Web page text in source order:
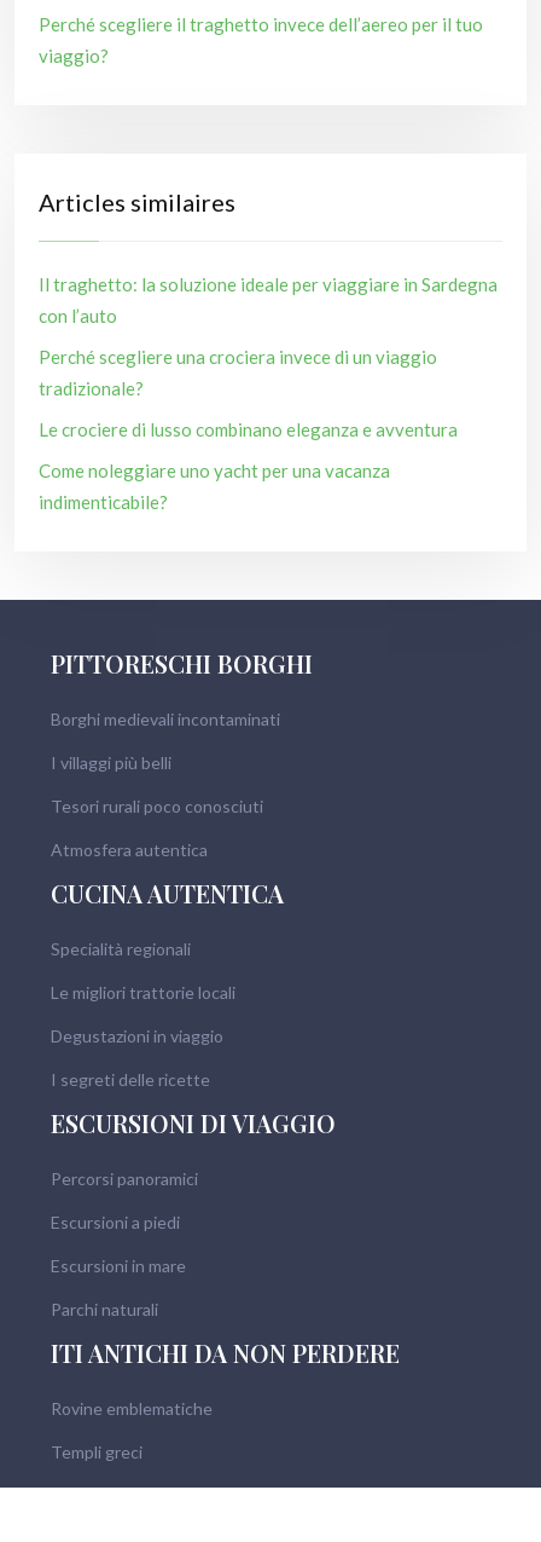
Perché scegliere il traghetto invece dell’aereo per il tuo
viaggio?
Articles similaires
Il traghetto: la soluzione ideale per viaggiare in Sardegna
con l’auto
Perché scegliere una crociera invece di un viaggio
tradizionale?
Le crociere di lusso combinano eleganza e avventura
Come noleggiare uno yacht per una vacanza
indimenticabile?
PITTORESCHI BORGHI
Borghi medievali incontaminati
I villaggi più belli
Tesori rurali poco conosciuti
Atmosfera autentica
CUCINA AUTENTICA
Specialità regionali
Le migliori trattorie locali
Degustazioni in viaggio
I segreti delle ricette
ESCURSIONI DI VIAGGIO
Percorsi panoramici
Escursioni a piedi
Escursioni in mare
Parchi naturali
ITI ANTICHI DA NON PERDERE
Rovine emblematiche
Templi greci